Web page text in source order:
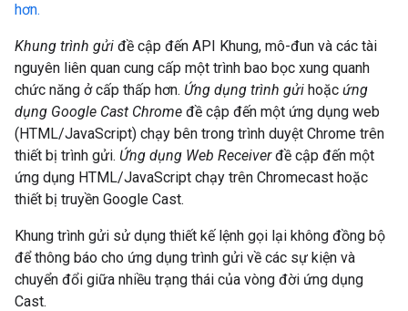
hơn.
Khung trình gửi đề cập đến API Khung, mô-đun và các tài
nguyên liên quan cung cấp một trình bao bọc xung quanh
chức năng ở cấp thấp hơn. Ứng dụng trình gửi hoặc ứng
dụng Google Cast Chrome đề cập đến một ứng dụng web
(HTML/JavaScript) chạy bên trong trình duyệt Chrome trên
thiết bị trình gửi. Ứng dụng Web Receiverđề cập đến một
ứng dụng HTML/JavaScript chạy trên Chromecast hoặc
thiết bị truyền Google Cast.
Khung trình gửi sử dụng thiết kế lệnh gọi lại không đồng bộ
để thông báo cho ứng dụng trình gửi về các sự kiện và
chuyển đổi giữa nhiều trạng thái của vòng đời ứng dụng
Cast.